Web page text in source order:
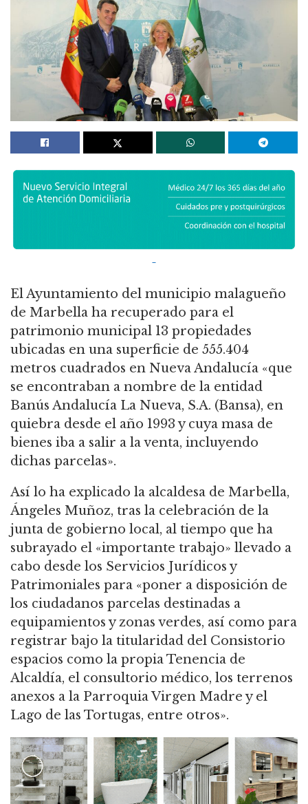
El Ayuntamiento del municipio malagueño
de Marbella ha recuperado para el
patrimonio municipal 13 propiedades
ubicadas en una superficie de 555.404
metros cuadrados en Nueva Andalucía «que
se encontraban a nombre de la entidad
Banús Andalucía La Nueva, S.A. (Bansa), en
quiebra desde el año 1993 y cuya masa de
bienes iba a salir a la venta, incluyendo
dichas parcelas».
Así lo ha explicado la alcaldesa de Marbella,
Ángeles Muñoz, tras la celebración de la
junta de gobierno local, al tiempo que ha
subrayado el «importante trabajo» llevado a
cabo desde los Servicios Jurídicos y
Patrimoniales para «poner a disposición de
los ciudadanos parcelas destinadas a
equipamientos y zonas verdes, así como para
registrar bajo la titularidad del Consistorio
espacios como la propia Tenencia de
Alcaldía, el consultorio médico, los terrenos
anexos a la Parroquia Virgen Madre y el
Lago de las Tortugas, entre otros».